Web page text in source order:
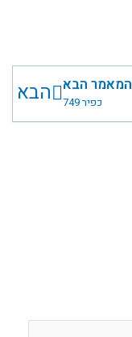
המאמר הבא
כפיר 749 הבא